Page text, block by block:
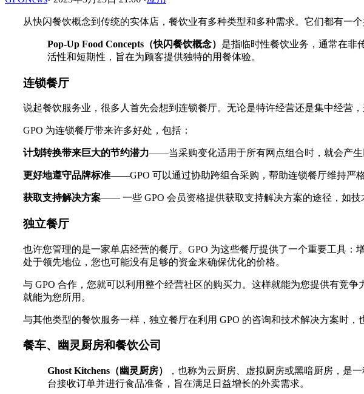
从快闪餐饮概念到传统的实体店，餐饮业有多种类型和多种需求。它们都有一
Pop-Up Food Concepts（快闪餐饮概念） 是指临时性餐饮业务，通常在非
活性和短期性，旨在为顾客提供独特的用餐体验。
连锁餐厅
说起餐饮服务业，很多人首先会想到连锁餐厅。无论是特许经营还是集中经营
GPO 为连锁餐厅带来许多好处，包括：
计划转换带来巨大的节约潜力——当采购变化适用于所有网点组合时，就会产生
更好地遵守品牌标准——GPO 可以通过协助跨组合采购，帮助连锁餐厅维持严
获取支持解决方案—— 一些 GPO 会员资格提供获取支持解决方案的途径，如技
独立餐厅
也许您管理的是一家单店经营的餐厅。GPO 为这些餐厅提供了一个重要工具
处于领先地位，您也可能没有足够的资金来确保优化的价格。
与 GPO 合作，您就可以利用整个经营社区的购买力。这样就能为您提供有竞争
就能为您所用。
与其他类型的餐饮服务一样，独立餐厅在利用 GPO 的咨询和技术解决方案时
餐车、幽灵厨房和餐饮公司
Ghost Kitchens（幽灵厨房）
，也称为云厨房、虚拟厨房或黑暗厨房，是
台接收订单并进行食品准备，旨在满足日益增长的外卖需求。